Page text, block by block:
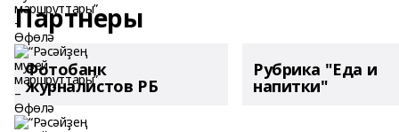
Партнеры
Фотобанк
журналистов РБ
Рубрика "Еда и
напитки"